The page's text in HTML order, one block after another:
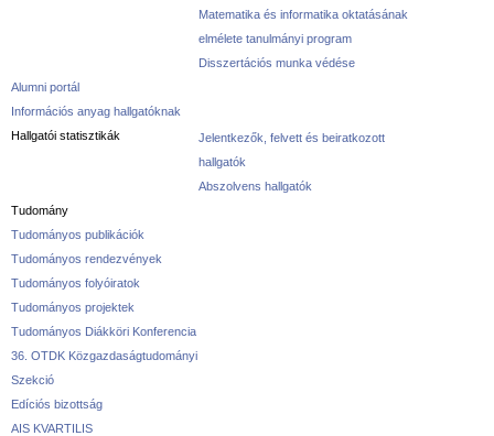
Matematika és informatika oktatásának
elmélete tanulmányi program
Disszertációs munka védése
Alumni portál
Információs anyag hallgatóknak
Hallgatói statisztikák
Jelentkezők, felvett és beiratkozott
hallgatók
Abszolvens hallgatók
Tudomány
Tudományos publikációk
Tudományos rendezvények
Tudományos folyóiratok
Tudományos projektek
Tudományos Diákköri Konferencia
36. OTDK Közgazdaságtudományi
Szekció
Edíciós bizottság
AIS KVARTILIS